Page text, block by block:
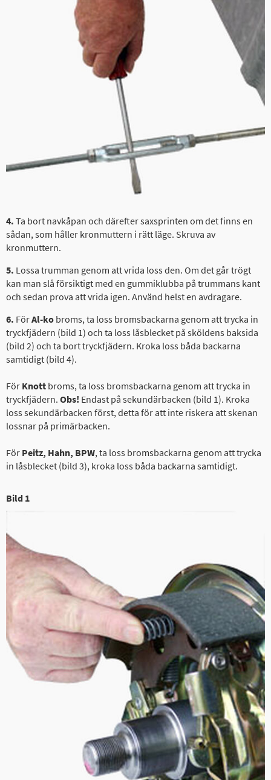
4. Ta bort navkåpan och därefter saxsprinten om det finns en
sådan, som håller kronmuttern i rätt läge. Skruva av
kronmuttern.
5. Lossa trumman genom att vrida loss den. Om det går trögt
kan man slå försiktigt med en gummiklubba på trummans kant
och sedan prova att vrida igen. Använd helst en avdragare.
6. FörAl-ko broms, ta loss bromsbackarna genom att trycka in
tryckfjädern (bild 1) och ta loss låsblecket på sköldens baksida
(bild 2) och ta bort tryckfjädern. Kroka loss båda backarna
samtidigt (bild 4).
För Knott broms, ta loss bromsbackarna genom att trycka in
tryckfjädern. Obs! Endast på sekundärbacken (bild 1). Kroka
loss sekundärbacken först, detta för att inte riskera att skenan
lossnar på primärbacken.
För Peitz, Hahn, BPW, ta loss bromsbackarna genom att trycka
in låsblecket (bild 3), kroka loss båda backarna samtidigt.
Bild 1